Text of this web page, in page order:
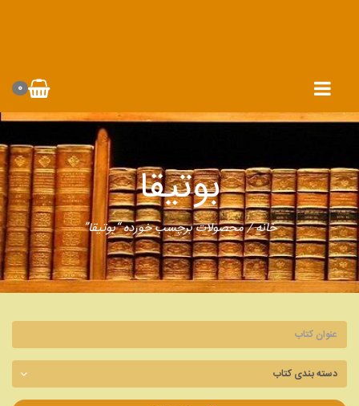
0
بوتیقا
خانه/ محصولات برچسب خورده “بوتیقا”